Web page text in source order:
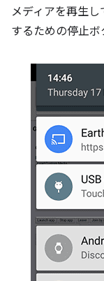
メディアを再生
するための停止ボ